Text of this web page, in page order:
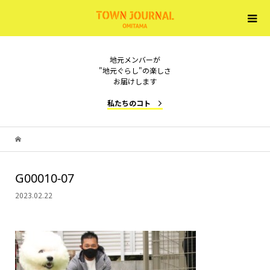
地元メンバーが
"地元ぐらし"の楽しさ
お届けします
私たちのコト
G00010-07
2023.02.22